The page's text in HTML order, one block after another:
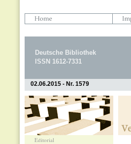
Deutsche Bibliothek
ISSN 1612-7331
02.06.2015 - Nr. 1579
Editorial